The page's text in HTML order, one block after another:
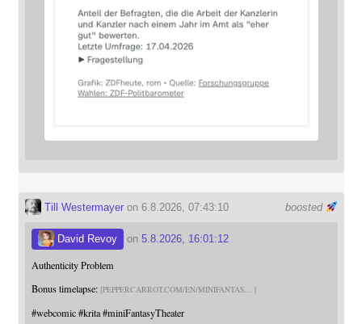
boosted
Till Westermayeron 6.8.2026, 07:43:10
David Revoy on 5.8.2026, 16:01:12
Authenticity Problem
Bonus timelapse: PEPPERCARROT.COM/EN/MINIFANTAS
#webcomic #krita #miniFantasyTheater